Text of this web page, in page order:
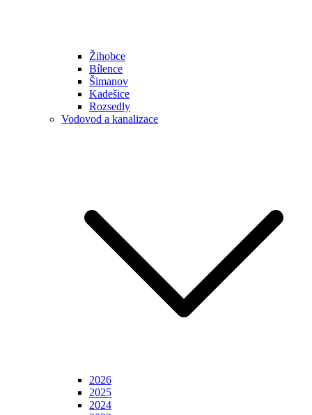
Žihobce
Bílence
Šimanov
Kadešice
Rozsedly
Vodovod a kanalizace
2026
2025
2024